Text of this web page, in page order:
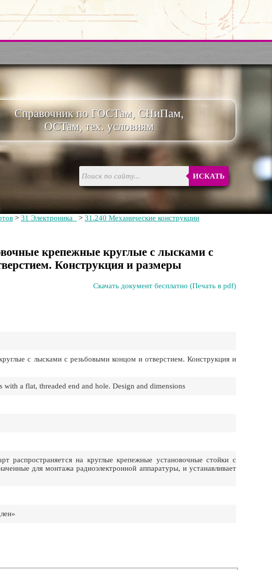
Справочник по ГОСТам, СНиПам,
ОСТам, тех. условиям
ИСКАТЬ
> 31 Электроника > 31.240 Механические конструкции
крепежные круглые с лысками с
Конструкция и размеры
Скачать документ бесплатно (Печать в pdf)
с лысками с резьбовыми концом и отверстием. Конструкция и
a flat, threaded end and hole. Design and dimensions
распространяется на круглые крепежные установочные стойки с
для монтажа радиоэлектронной аппаратуры, и устанавливает